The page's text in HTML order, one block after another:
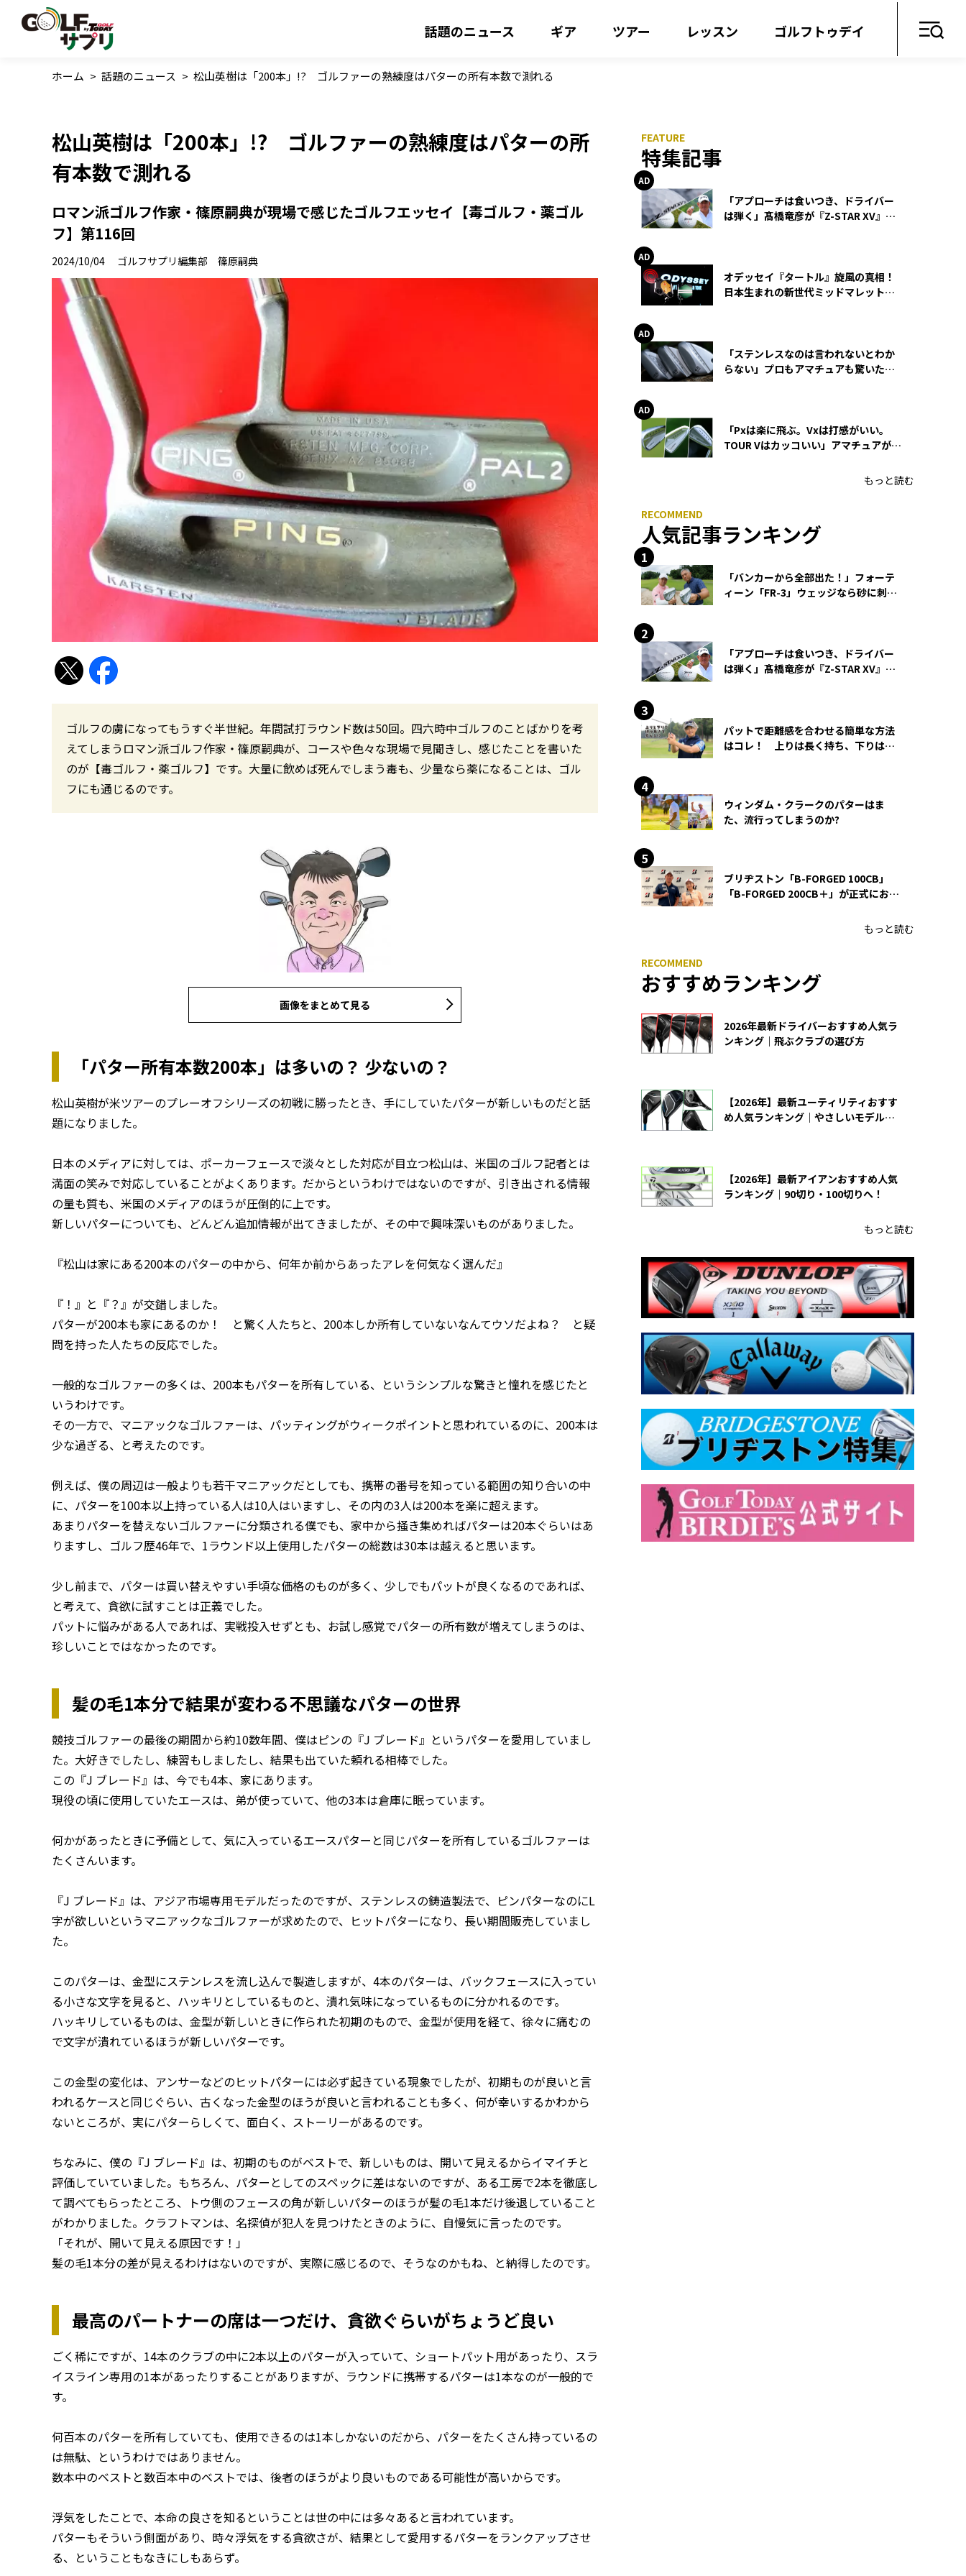
話題のニュース ギア ツアー レッスン ゴルフトゥデイ
ホーム > 話題のニュース > 松山英樹は「200本」!? ゴルファーの熟練度はパターの所有本数で測れる
松山英樹は「200本」!? ゴルファーの熟練度はパターの所
有本数で測れる
ロマン派ゴルフ作家・篠原嗣典が現場で感じたゴルフエッセイ【毒ゴルフ・薬ゴル
フ】第116回
2024/10/04 ゴルフサプリ編集部 篠原嗣典
ゴルフの虜になってもうすぐ半世紀。年間試打ラウンド数は50回。四六時中ゴルフのことばかりを考
えてしまうロマン派ゴルフ作家・篠原嗣典が、コースや色々な現場で見聞きし、感じたことを書いた
のが【毒ゴルフ・薬ゴルフ】です。大量に飲めば死んでしまう毒も、少量なら薬になることは、ゴル
フにも通じるのです。
画像をまとめて見る
「パター所有本数200本」は多いの？ 少ないの？
松山英樹が米ツアーのプレーオフシリーズの初戦に勝ったとき、手にしていたパターが新しいものだと話
題になりました。
日本のメディアに対しては、ポーカーフェースで淡々とした対応が目立つ松山は、米国のゴルフ記者とは
満面の笑みで対応していることがよくあります。だからというわけではないのですが、引き出される情報
の量も質も、米国のメディアのほうが圧倒的に上です。
新しいパターについても、どんどん追加情報が出てきましたが、その中で興味深いものがありました。
『松山は家にある200本のパターの中から、何年か前からあったアレを何気なく選んだ』
『！』と『？』が交錯しました。
パターが200本も家にあるのか！ と驚く人たちと、200本しか所有していないなんてウソだよね？ と疑
問を持った人たちの反応でした。
一般的なゴルファーの多くは、200本もパターを所有している、というシンプルな驚きと憧れを感じたと
いうわけです。
その一方で、マニアックなゴルファーは、パッティングがウィークポイントと思われているのに、200本は
少な過ぎる、と考えたのです。
例えば、僕の周辺は一般よりも若干マニアックだとしても、携帯の番号を知っている範囲の知り合いの中
に、パターを100本以上持っている人は10人はいますし、その内の3人は200本を楽に超えます。
あまりパターを替えないゴルファーに分類される僕でも、家中から掻き集めればパターは20本ぐらいはあ
りますし、ゴルフ歴46年で、1ラウンド以上使用したパターの総数は30本は越えると思います。
少し前まで、パターは買い替えやすい手頃な価格のものが多く、少しでもパットが良くなるのであれば、
と考えて、貪欲に試すことは正義でした。
パットに悩みがある人であれば、実戦投入せずとも、お試し感覚でパターの所有数が増えてしまうのは、
珍しいことではなかったのです。
髪の毛1本分で結果が変わる不思議なパターの世界
競技ゴルファーの最後の期間から約10数年間、僕はピンの『J ブレード』というパターを愛用していまし
た。大好きでしたし、練習もしましたし、結果も出ていた頼れる相棒でした。
この『J ブレード』は、今でも4本、家にあります。
現役の頃に使用していたエースは、弟が使っていて、他の3本は倉庫に眠っています。
何かがあったときに予備として、気に入っているエースパターと同じパターを所有しているゴルファーは
たくさんいます。
『J ブレード』は、アジア市場専用モデルだったのですが、ステンレスの鋳造製法で、ピンパターなのにL
字が欲しいというマニアックなゴルファーが求めたので、ヒットパターになり、長い期間販売していまし
た。
このパターは、金型にステンレスを流し込んで製造しますが、4本のパターは、バックフェースに入ってい
る小さな文字を見ると、ハッキリとしているものと、潰れ気味になっているものに分かれるのです。
ハッキリしているものは、金型が新しいときに作られた初期のもので、金型が使用を経て、徐々に痛むの
で文字が潰れているほうが新しいパターです。
この金型の変化は、アンサーなどのヒットパターには必ず起きている現象でしたが、初期ものが良いと言
われるケースと同じぐらい、古くなった金型のほうが良いと言われることも多く、何が幸いするかわから
ないところが、実にパターらしくて、面白く、ストーリーがあるのです。
ちなみに、僕の『J ブレード』は、初期のものがベストで、新しいものは、開いて見えるからイマイチと
評価していていました。もちろん、パターとしてのスペックに差はないのですが、ある工房で2本を徹底し
て調べてもらったところ、トウ側のフェースの角が新しいパターのほうが髪の毛1本だけ後退していること
がわかりました。クラフトマンは、名探偵が犯人を見つけたときのように、自慢気に言ったのです。
「それが、開いて見える原因です！」
髪の毛1本分の差が見えるわけはないのですが、実際に感じるので、そうなのかもね、と納得したのです。
最高のパートナーの席は一つだけ、貪欲ぐらいがちょうど良い
ごく稀にですが、14本のクラブの中に2本以上のパターが入っていて、ショートパット用があったり、スラ
イスライン専用の1本があったりすることがありますが、ラウンドに携帯するパターは1本なのが一般的で
す。
何百本のパターを所有していても、使用できるのは1本しかないのだから、パターをたくさん持っているの
は無駄、というわけではありません。
数本中のベストと数百本中のベストでは、後者のほうがより良いものである可能性が高いからです。
浮気をしたことで、本命の良さを知るということは世の中には多々あると言われています。
パターもそういう側面があり、時々浮気をする貪欲さが、結果として愛用するパターをランクアップさせ
る、ということもなきにしもあらず。
特集記事
「アプローチは食いつき、ドライバー
は弾く」髙橋竜彦が『Z-STAR XV』を
オデッセイ『タートル』旋風の真相！
日本生まれの新世代ミッドマレットが
「ステンレスなのは言われないとわか
らない」プロもアマチュアも驚いた
「Pxは楽に飛ぶ。Vxは打感がいい。
TOUR Vはカッコいい」アマチュアが選
もっと読む
人気記事ランキング
「バンカーから全部出た！」フォーテ
ィーン「FR-3」ウェッジなら砂に刺さ
「アプローチは食いつき、ドライバー
は弾く」髙橋竜彦が『Z-STAR XV』を
パットで距離感を合わせる簡単な方法
はコレ！ 上りは長く持ち、下りは短
ウィンダム・クラークのパターはま
た、流行ってしまうのか?
ブリヂストン「B-FORGED 100CB」
「B-FORGED 200CB＋」が正式にお披
もっと読む
おすすめランキング
2026年最新ドライバーおすすめ人気ラ
ンキング｜飛ぶクラブの選び方
【2026年】最新ユーティリティおすす
め人気ランキング｜やさしいモデルの
【2026年】最新アイアンおすすめ人気
ランキング｜90切り・100切りへ！
もっと読む